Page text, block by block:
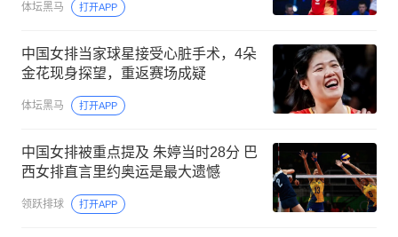
体坛黑马 打开APP
中国女排当家球星接受心脏手术，4朵
金花现身探望，重返赛场成疑
体坛黑马 打开APP
中国女排被重点提及 朱婷当时28分 巴
西女排直言里约奥运是最大遗憾
领跃排球 打开APP